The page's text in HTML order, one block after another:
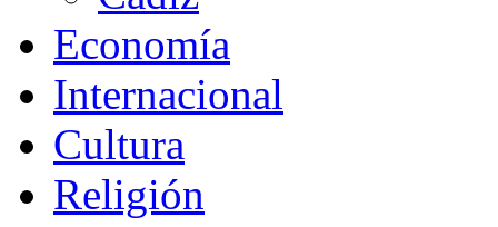
Economía
Internacional
Cultura
Religión